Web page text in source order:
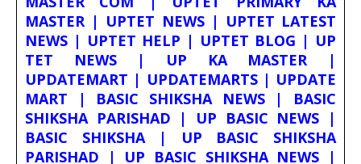
MASTER | UPTET NEWS | UPTET LATEST
NEWS | UPTET HELP | UPTET BLOG | UP
TET NEWS | UP KA MASTER |
UPDATEMART | UPDATEMARTS | UPDATE
MART | BASIC SHIKSHA NEWS | BASIC
SHIKSHA PARISHAD | UP BASIC NEWS |
BASIC SHIKSHA | UP BASIC SHIKSHA
PARISHAD | UP BASIC SHIKSHA NEWS |